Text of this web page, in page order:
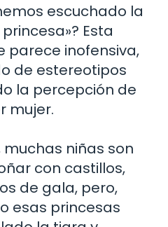
escuchado la
Esta
parece inofensiva,
de estereotipos
la percepción de
mujer.
niñas son
con castillos,
de gala, pero,
esas princesas